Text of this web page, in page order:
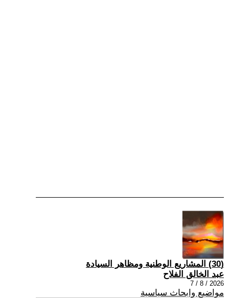
(30) المشاريع الوطنية ومظاهر السيادة
عبد الخالق الفلاح
2026 / 8 / 7
مواضيع وابحاث سياسية